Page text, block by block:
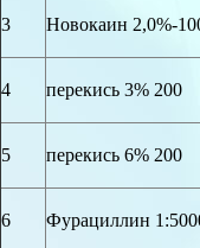
3 Новокаин 2,0%-
4 перекись 3% 200
5 перекись 6% 200
6 Фурациллин